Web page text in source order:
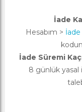
İade
Hesabım >
İade Süremi
8 günlük yasal